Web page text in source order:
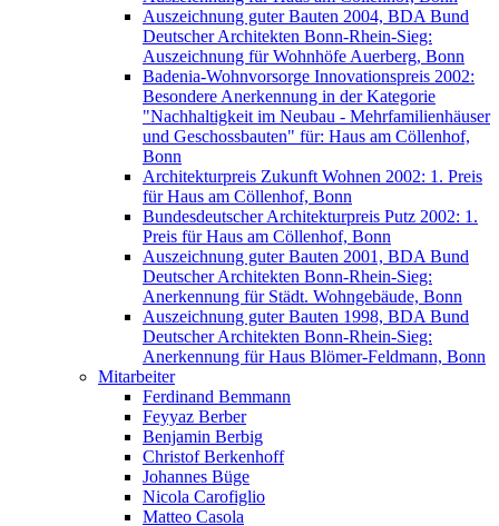
Auszeichnung guter Bauten 2004, BDA Bund
Deutscher Architekten Bonn-Rhein-Sieg:
Auszeichnung für Wohnhöfe Auerberg, Bonn
Badenia-Wohnvorsorge Innovationspreis 2002:
Besondere Anerkennung in der Kategorie
"Nachhaltigkeit im Neubau - Mehrfamilienhäuser
und Geschossbauten" für: Haus am Cöllenhof,
Bonn
Architekturpreis Zukunft Wohnen 2002: 1. Preis
für Haus am Cöllenhof, Bonn
Bundesdeutscher Architekturpreis Putz 2002: 1.
Preis für Haus am Cöllenhof, Bonn
Auszeichnung guter Bauten 2001, BDA Bund
Deutscher Architekten Bonn-Rhein-Sieg:
Anerkennung für Städt. Wohngebäude, Bonn
Auszeichnung guter Bauten 1998, BDA Bund
Deutscher Architekten Bonn-Rhein-Sieg:
Anerkennung für Haus Blömer-Feldmann, Bonn
Mitarbeiter
Ferdinand Bemmann
Feyyaz Berber
Benjamin Berbig
Christof Berkenhoff
Johannes Büge
Nicola Carofiglio
Matteo Casola